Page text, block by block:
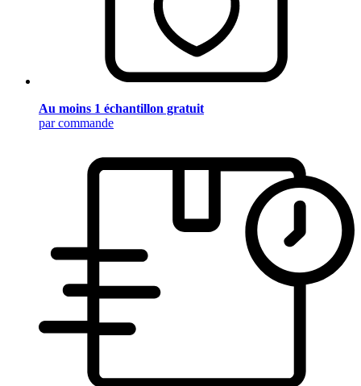
Au moins 1 échantillon gratuit
par commande